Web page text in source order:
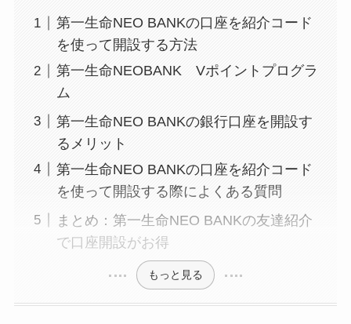
第一生命NEO BANKの口座を紹介コード
を使って開設する方法
第一生命NEOBANK Vポイントプログラ
ム
第一生命NEO BANKの銀行口座を開設す
るメリット
第一生命NEO BANKの口座を紹介コード
を使って開設する際によくある質問
まとめ：第一生命NEO BANKの友達紹介
で口座開設がお得
もっと見る